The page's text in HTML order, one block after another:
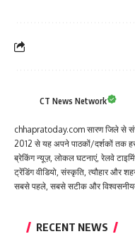
CT News Network
chhapratoday.com सारण जिले से
2012 से यह अपने पाठकों/दर्शकों तक
ब्रेकिंग न्यूज़, लोकल घटनाएं, रेलवे
ट्रेंडिंग वीडियो, संस्कृति, त्यौहार और
सबसे पहले, सबसे सटीक और
RECENT NEWS